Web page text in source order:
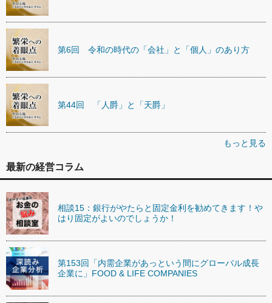
第6回 令和の時代の「会社」と「個人」のあり方
第44回 「人爵」と「天爵」
もっと見る
最新の経営コラム
相談15：銀行がやたらと固定金利を勧めてきます！や
はり固定がよいのでしょうか！
第153回「内需企業があっという間にグローバル成長
企業に」FOOD & LIFE COMPANIES